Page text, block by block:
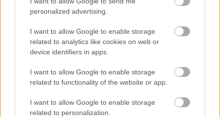
personalized advertising.
I want to allow Google to enable storage
related to analytics like cookies on web or
device identifiers in apps.
I want to allow Google to enable storage
related to functionality of the website or app.
I want to allow Google to enable storage
related to personalization.
30.04.2015
Luna de miere in Republica
Dominicana
de Alexandra Ion